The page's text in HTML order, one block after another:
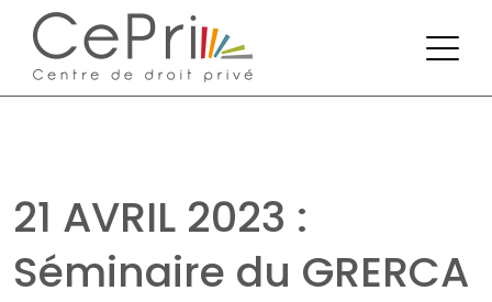
21 AVRIL 2023 :
Séminaire du GRERCA